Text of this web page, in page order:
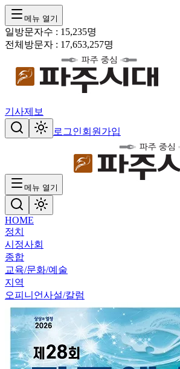
메뉴 열기
일방문자수 : 15,235명
전체방문자 : 17,653,257명
기사제보
로그인회원가입
메뉴 열기
HOME
정치
시정사회
종합
교육/문화/예술
지역
오피니언사설/칼럼